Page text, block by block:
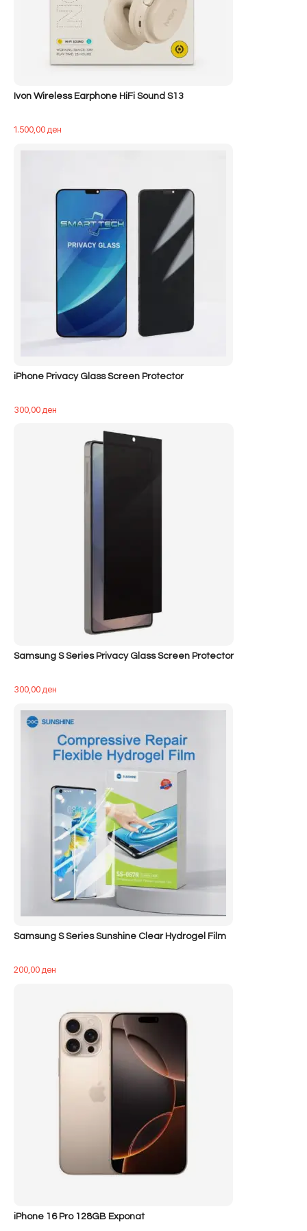
Ivon Wireless Earphone HiFi Sound S13
1.500,00ден
iPhone Privacy Glass Screen Protector
300,00ден
Samsung S Series Privacy Glass Screen Protector
300,00ден
Samsung S Series Sunshine Clear Hydrogel Film
200,00ден
iPhone 16 Pro 128GB Exponat